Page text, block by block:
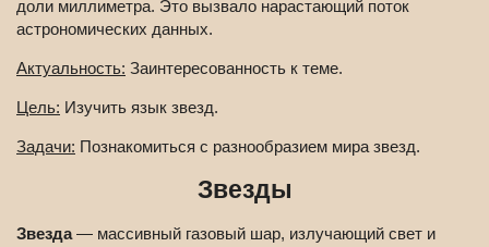
доли миллиметра. Это вызвало нарастающий поток
астрономических данных.
Актуальность: Заинтересованность к теме.
Цель: Изучить язык звезд.
Задачи: Познакомиться с разнообразием мира звезд.
Звезды
Звезда— массивный газовый шар, излучающий свет и